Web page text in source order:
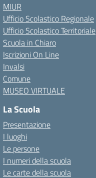
MIUR
Ufficio Scolastico Regionale
Ufficio Scolastico Territoriale
Scuola in Chiaro
Iscrizioni On Line
Invalsi
Comune
MUSEO VIRTUALE
La Scuola
Presentazione
I luoghi
Le persone
I numeri della scuola
Le carte della scuola